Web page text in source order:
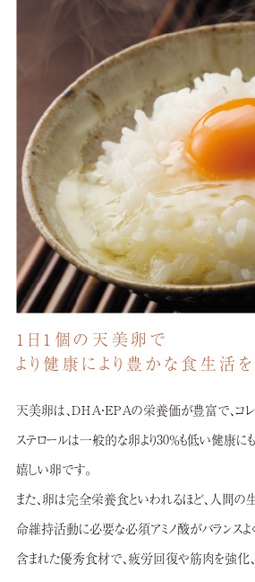
1日1個の天美卵で
より健康により豊かな食生活を
天美卵は、ＤＨＡ・ＥＰＡの栄養価が豊富で、コレ
ステロールは一般的な卵より30％も低い健康にも
嬉しい卵です。
また、卵は完全栄養食といわれるほど、 人間の
命維持活動に必要な必須アミノ酸がバランスよ
含まれた優秀食材で、疲労回復や筋肉を強化、